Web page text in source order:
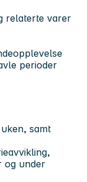
relaterte varer
perioder
samt
og under